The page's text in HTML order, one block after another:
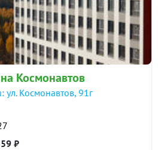
Космонавтов
ул. Космонавтов, 91г
₽